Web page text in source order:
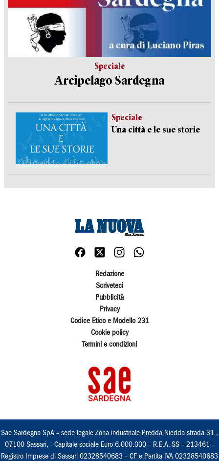
Speciale
Arcipelago Sardegna
Speciale
Una città e le sue storie
Redazione
Scriveteci
Pubblicità
Privacy
Codice Etico e Modello 231
Cookie policy
Termini e condizioni
Sae Sardegna SpA – sede legale Zona industriale Predda Niedda strada 31 ,
07100 Sassari, - Capitale sociale Euro 6.000.000 – R.E.A. SS – 213461 –
Registro Imprese di Sassari 02328540683 – CF e Partita IVA 02328540683